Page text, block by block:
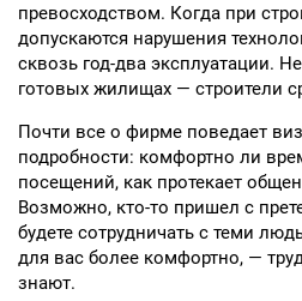
превосходством. Когда при
допускаются нарушения
сквозь год-два эксплуатации.
готовых жилищах — строители
Почти все о фирме поведает
подробности: комфортно ли
посещений, как протекает
Возможно, кто-то пришел с
будете сотрудничать с теми
для вас более комфортно, —
знают.